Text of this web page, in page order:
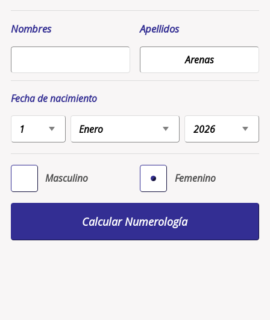
Nombres Apellidos
Fecha de nacimiento
Masculino Femenino